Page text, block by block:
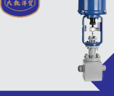
Contact Us